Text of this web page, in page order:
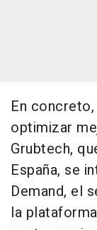
En
optimizar
Grubtech,
España, se
Demand, el
la